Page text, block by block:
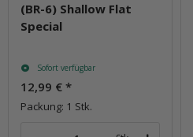
(BR-6) Shallow Flat
Special
Sofort verfügbar
12,99 € *
Packung: 1 Stk.